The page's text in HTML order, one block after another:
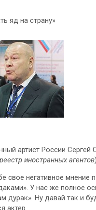
яд на страну»
артист России Сергей
иностранных агентов
свое негативное мнение
У нас же полное
дурак». Ну давай так и
актер.